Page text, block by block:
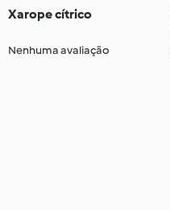
Xarope cítrico
Nenhuma avaliação